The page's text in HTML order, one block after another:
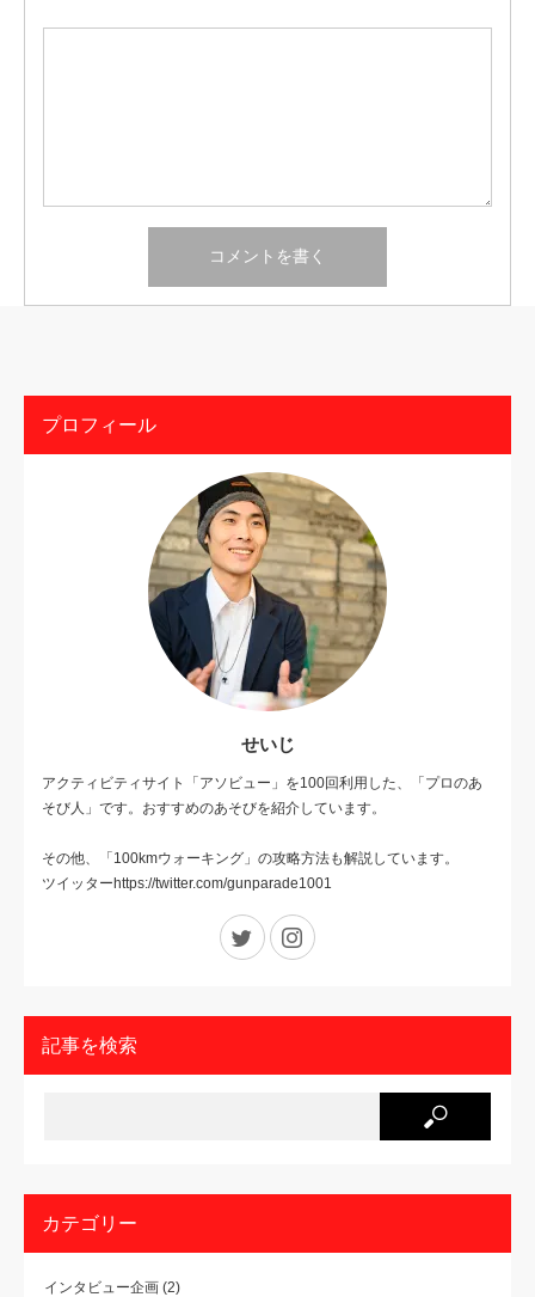
プロフィール
せいじ
アクティビティサイト「アソビュー」を100回利用した、「プロのあ
そび人」です。おすすめのあそびを紹介しています。
その他、「100kmウォーキング」の攻略方法も解説しています。
ツイッターhttps://twitter.com/gunparade1001
Twitter
記事を検索
カテゴリー
インタビュー企画 (2)